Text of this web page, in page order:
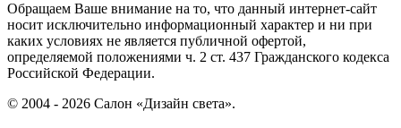
Обращаем Ваше внимание на то, что данный интернет-сайт
носит исключительно информационный характер и ни при
каких условиях не является публичной офертой,
определяемой положениями ч. 2 ст. 437 Гражданского кодекса
Российской Федерации.
© 2004 - 2026 Салон «Дизайн света».